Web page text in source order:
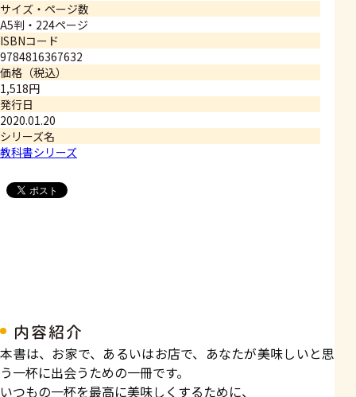
サイズ・ページ数
A5判・224ページ
ISBNコード
9784816367632
価格（税込）
1,518円
発行日
2020.01.20
シリーズ名
教科書シリーズ
内容紹介
本書は、お家で、あるいはお店で、あなたが美味しいと思
う一杯に出会うための一冊です。
いつもの一杯を最高に美味しくするために、